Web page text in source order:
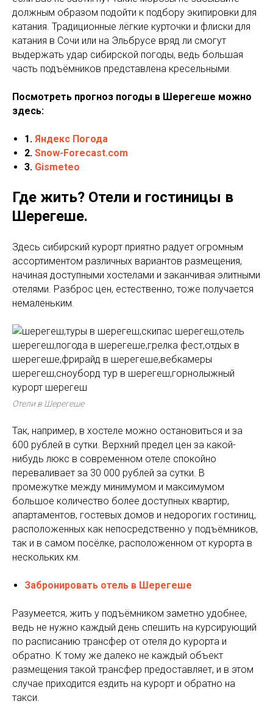
должным образом подойти к подбору экипировки для
катания. Традиционные лёгкие курточки и флиски для
катания в Сочи или на Эльбрусе вряд ли смогут
выдержать удар сибирской погоды, ведь большая
часть подъёмников представлена кресельными.
Посмотреть прогноз погоды в Шерегеше можно
здесь:
1. Яндекс Погода
2. Snow-Forecast.com
3. Gismeteo
Где жить? Отели и гостиницы в
Шерегеше.
Здесь сибирский курорт приятно радует огромным
ассортиментом различных вариантов размещения,
начиная доступными хостелами и заканчивая элитными
отелями. Разброс цен, естественно, тоже получается
немаленьким.
Отели в Шерегеше
Так, например, в хостеле можно остановиться и за
600 рублей в сутки. Верхний предел цен за какой-
нибудь люкс в современном отеле спокойно
переваливает за 30 000 рублей за сутки. В
промежутке между минимумом и максимумом
большое количество более доступных квартир,
апартаментов, гостевых домов и недорогих гостиниц,
расположенных как непосредственно у подъёмников,
так и в самом посёлке, расположенном от курорта в
нескольких км.
Забронировать отель в Шерегеше
Разумеется, жить у подъёмником заметно удобнее,
ведь не нужно каждый день спешить на курсирующий
по расписанию трансфер от отеля до курорта и
обратно. К тому же далеко не каждый объект
размещения такой трансфер предоставляет, и в этом
случае приходится ездить на курорт и обратно на
такси.